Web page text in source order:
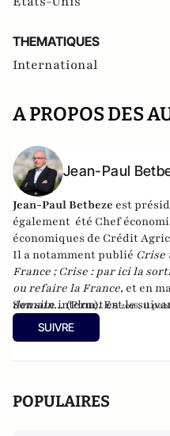
THEMATIQUES
International
A PROPOS DES
Jean-Paul
Jean-Paul Betbeze est
également été Chef
économiques de Crédit
Il a notamment publié Crise
France ; Crise : par ici la
ou refaire la France, et en
demain...(Plon). En2016, il
éditions Economica
et en 2017
chez le même éditeur.
Son site internet est le
SUIVRE
POPULAIRES